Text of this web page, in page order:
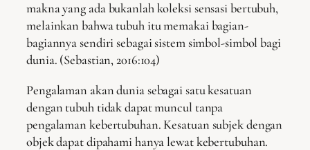
makna yang ada bukanlah koleksi sensasi bertubuh,
melainkan bahwa tubuh itu memakai bagian-
bagiannya sendiri sebagai sistem simbol-simbol bagi
dunia. (Sebastian, 2016:104)
Pengalaman akan dunia sebagai satu kesatuan
dengan tubuh tidak dapat muncul tanpa
pengalaman kebertubuhan. Kesatuan subjek dengan
objek dapat dipahami hanya lewat kebertubuhan.